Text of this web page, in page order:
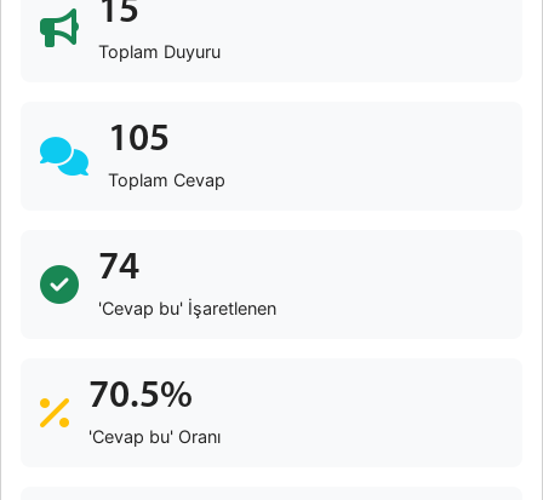
15
Toplam Duyuru
105
Toplam Cevap
74
'Cevap bu' İşaretlenen
70.5%
'Cevap bu' Oranı